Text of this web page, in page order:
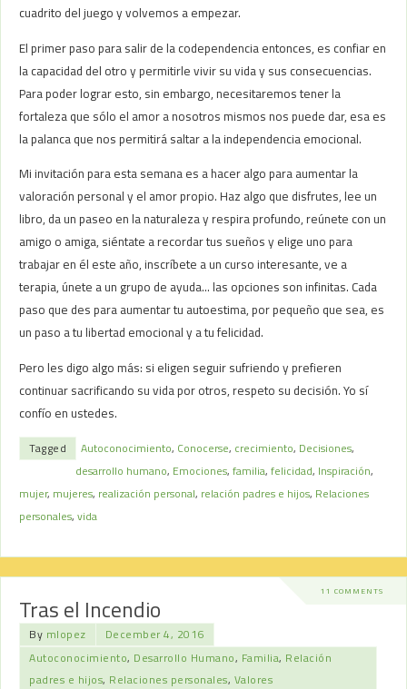
cuadrito del juego y volvemos a empezar.
El primer paso para salir de la codependencia entonces, es confiar en
la capacidad del otro y permitirle vivir su vida y sus consecuencias.
Para poder lograr esto, sin embargo, necesitaremos tener la
fortaleza que sólo el amor a nosotros mismos nos puede dar, esa es
la palanca que nos permitirá saltar a la independencia emocional.
Mi invitación para esta semana es a hacer algo para aumentar la
valoración personal y el amor propio. Haz algo que disfrutes, lee un
libro, da un paseo en la naturaleza y respira profundo, reúnete con un
amigo o amiga, siéntate a recordar tus sueños y elige uno para
trabajar en él este año, inscríbete a un curso interesante, ve a
terapia, únete a un grupo de ayuda… las opciones son infinitas. Cada
paso que des para aumentar tu autoestima, por pequeño que sea, es
un paso a tu libertad emocional y a tu felicidad.
Pero les digo algo más: si eligen seguir sufriendo y prefieren
continuar sacrificando su vida por otros, respeto su decisión. Yo sí
confío en ustedes.
Tagged Autoconocimiento, Conocerse, crecimiento, Decisiones,
desarrollo humano, Emociones,familia,felicidad, Inspiración,
mujer, mujeres, realización personal, relación padres e hijos, Relaciones
personales,vida
11 COMMENTS
Tras el Incendio
By mlopez
December 4, 2016
Autoconocimiento, Desarrollo Humano, Familia, Relación
padres e hijos, Relaciones personales, Valores